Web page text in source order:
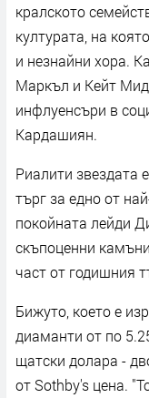
кралското
културата, на
и незнайни хора.
Маркъл и Кейт
инфлуенсъри в
Кардашиян.
Риалити звездата
търг за едно от
покойната лейди
скъпоценни
част от годишния
Бижуто, което е
диаманти от по
щатски долара -
от Sothby's цена.